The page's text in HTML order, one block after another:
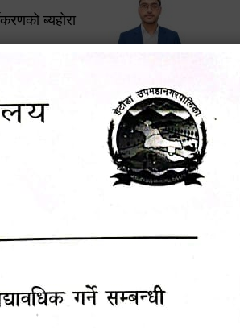
ब्यहोरा
सूचना !
।
प्रमुख प्रशासकीय अधिकृत
Phone: 9855010111
सविन न्यौपाने